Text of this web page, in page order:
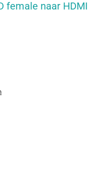
female naar HDMI